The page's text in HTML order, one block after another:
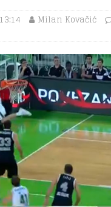
Milan Kovačić